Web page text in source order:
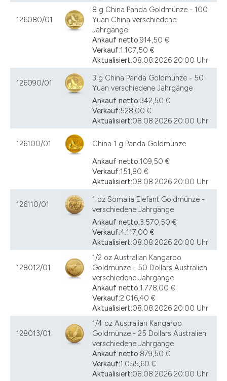
126080/01
8 g China Panda Goldmünze - 100
Yuan China verschiedene
Jahrgänge
Ankauf netto:914,50 €
Verkauf:1.107,50 €
Aktualisiert:08.08.2026 20:00 Uhr
126090/01
3 g China Panda Goldmünze - 50
Yuan verschiedene Jahrgänge
Ankauf netto:342,50 €
Verkauf:528,00 €
Aktualisiert:08.08.2026 20:00 Uhr
126100/01
China 1 g Panda Goldmünze
Ankauf netto:109,50 €
Verkauf:151,80 €
Aktualisiert:08.08.2026 20:00 Uhr
126110/01
1 oz Somalia Elefant Goldmünze -
verschiedene Jahrgänge
Ankauf netto:3.570,50 €
Verkauf:4.117,00 €
Aktualisiert:08.08.2026 20:00 Uhr
128012/01
1/2 oz Australian Kangaroo
Goldmünze - 50 Dollars Australien
verschiedene Jahrgänge
Ankauf netto:1.778,00 €
Verkauf:2.016,40 €
Aktualisiert:08.08.2026 20:00 Uhr
128013/01
1/4 oz Australian Kangaroo
Goldmünze - 25 Dollars Australien
verschiedene Jahrgänge
Ankauf netto:879,50 €
Verkauf:1.055,60 €
Aktualisiert:08.08.2026 20:00 Uhr